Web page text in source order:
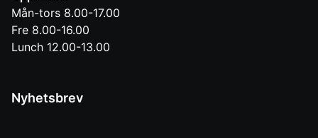
Mån-tors 8.00-17.00
Fre 8.00-16.00
Lunch 12.00-13.00
Nyhetsbrev